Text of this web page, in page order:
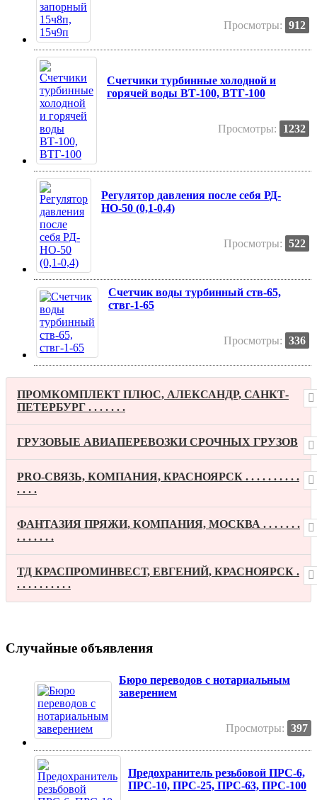
Просмотры: 912
Счетчики турбинные холодной и
горячей воды ВТ-100, ВТГ-100
Просмотры: 1232
Регулятор давления после себя РД-
НО-50 (0,1-0,4)
Просмотры: 522
Счетчик воды турбинный ств-65,
ствг-1-65
Просмотры: 336
ПРОМКОМПЛЕКТ ПЛЮС, АЛЕКСАНДР, САНКТ-
ПЕТЕРБУРГ . . . . . . .
ГРУЗОВЫЕ АВИАПЕРЕВОЗКИ СРОЧНЫХ ГРУЗОВ
PRO-СВЯЗЬ, КОМПАНИЯ, КРАСНОЯРСК . . . . . . . . . .
. . . .
ФАНТАЗИЯ ПРЯЖИ, КОМПАНИЯ, МОСКВА . . . . . . .
. . . . . . .
ТД КРАСПРОМИНВЕСТ, ЕВГЕНИЙ, КРАСНОЯРСК .
. . . . . . . . . .
Случайные объявления
Бюро переводов с нотариальным
заверением
Просмотры: 397
Предохранитель резьбовой ПРС-6,
ПРС-10, ПРС-25, ПРС-63, ПРС-100